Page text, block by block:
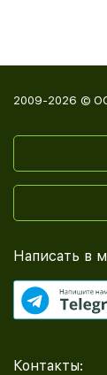
2009-2026 ©
Написать в
Контакты: